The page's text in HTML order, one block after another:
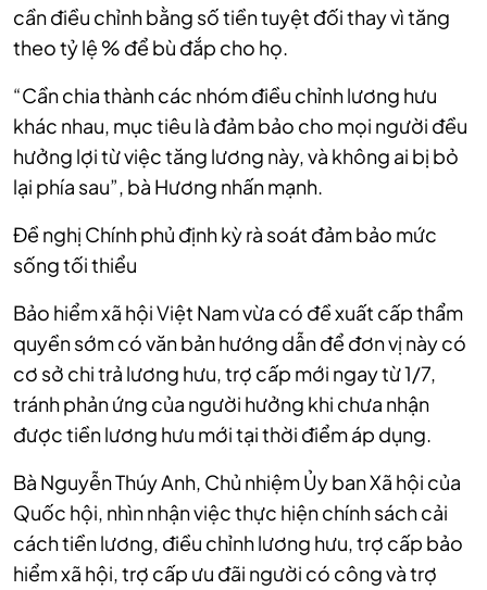
cần điều chỉnh bằng số tiền tuyệt đối thay vì tăng
theo tỷ lệ % để bù đắp cho họ.
“Cần chia thành các nhóm điều chỉnh lương hưu
khác nhau, mục tiêu là đảm bảo cho mọi người đều
hưởng lợi từ việc tăng lương này, và không ai bị bỏ
lại phía sau”, bà Hương nhấn mạnh.
Đề nghị Chính phủ định kỳ rà soát đảm bảo mức
sống tối thiểu
Bảo hiểm xã hội Việt Nam vừa có đề xuất cấp thẩm
quyền sớm có văn bản hướng dẫn để đơn vị này có
cơ sở chi trả lương hưu, trợ cấp mới ngay từ 1/7,
tránh phản ứng của người hưởng khi chưa nhận
được tiền lương hưu mới tại thời điểm áp dụng.
Bà Nguyễn Thúy Anh, Chủ nhiệm Ủy ban Xã hội của
Quốc hội, nhìn nhận việc thực hiện chính sách cải
cách tiền lương, điều chỉnh lương hưu, trợ cấp bảo
hiểm xã hội, trợ cấp ưu đãi người có công và trợ